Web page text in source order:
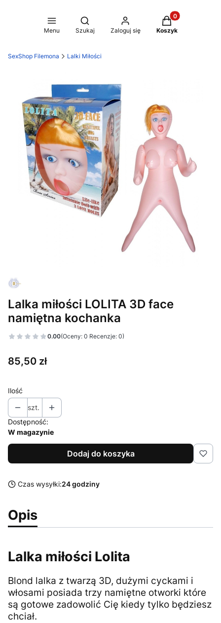
Menu
Otwórz wyszukiwarkę
Szukaj Zaloguj się
Produkty w
Koszyk
SexShop Filemona Lalki Miłości
Lalka miłości LOLITA 3D face
namiętna kochanka
0.00(Oceny: 0 Recenzje: 0)
Cena
85,50 zł
Ilość
szt.
Dostępność:
W magazynie
Dodaj do koszyka
Czas wysyłki:24 godziny
Opis
Lalka miłości Lolita
Blond lalka z twarzą 3D, dużymi cyckami i
włosami posiada trzy namiętne otworki które
są gotowe zadowolić Cię kiedy tylko będziesz
chciał.